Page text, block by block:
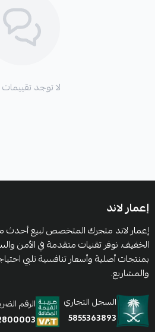
اطلب المنتج
لا توجد تقييمات
إعمار لاند
إعمار لاند متجرك المتخصص لبيع أحدث
الخفيف. نوفر تقنيات متقدمة في الأمن
بمنتجات أصلية وأسعار تنافسية تلبي
والمشاريع.
السجل التجاري
5855363893
الرقم